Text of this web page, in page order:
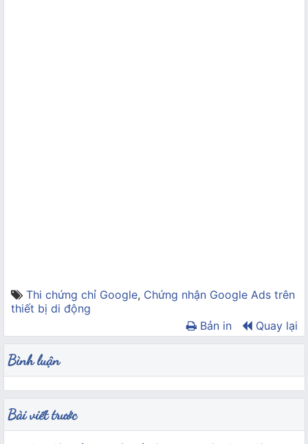
Thi chứng chỉ Google, Chứng nhận Google Ads trên
thiết bị di động
Bản in
Quay lại
Bình luận
Bài viết trước